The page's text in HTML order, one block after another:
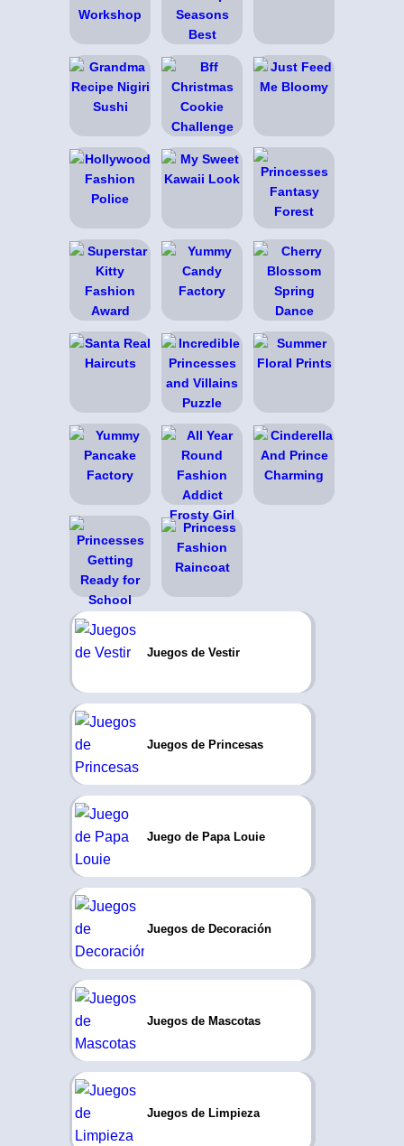
Juegos de Vestir
Juegos de Princesas
Juego de Papa Louie
Juegos de Decoración
Juegos de Mascotas
Juegos de Limpieza